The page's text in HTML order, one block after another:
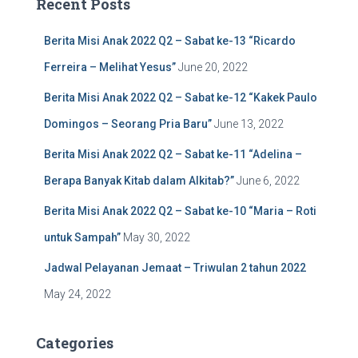
h
Recent Posts
Berita Misi Anak 2022 Q2 – Sabat ke-13 “Ricardo
Ferreira – Melihat Yesus”June 20, 2022
Berita Misi Anak 2022 Q2 – Sabat ke-12 “Kakek Paulo
Domingos – Seorang Pria Baru”June 13, 2022
Berita Misi Anak 2022 Q2 – Sabat ke-11 “Adelina –
Berapa Banyak Kitab dalam Alkitab?”June 6, 2022
Berita Misi Anak 2022 Q2 – Sabat ke-10 “Maria – Roti
untuk Sampah” May 30, 2022
Jadwal Pelayanan Jemaat – Triwulan 2 tahun 2022
May 24, 2022
Categories